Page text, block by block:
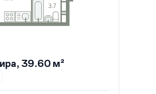
39.60 м²